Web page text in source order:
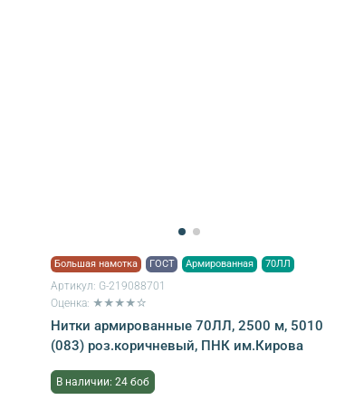
Большая намотка ГОСТ Армированная 70ЛЛ
Артикул: G-219088701
Оценка: ★★★★☆
Нитки армированные 70ЛЛ, 2500 м, 5010
(083) роз.коричневый, ПНК им.Кирова
В наличии: 24 боб